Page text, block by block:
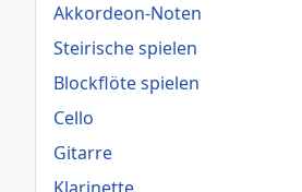
Akkordeon-Noten
Steirische spielen
Blockflöte spielen
Cello
Gitarre